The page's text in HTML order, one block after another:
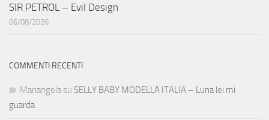
SIR PETROL – Evil Design
06/08/2026
COMMENTI RECENTI
Mariangela su SELLY BABY MODELLA ITALIA – Luna lei mi
guarda